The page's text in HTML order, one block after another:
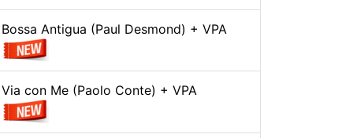
Bossa Antigua (Paul Desmond) + VPA
Via con Me (Paolo Conte) + VPA